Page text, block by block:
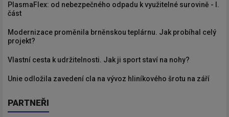
PlasmaFlex: od nebezpečného odpadu k využitelné surovině - I.
část
Modernizace proměnila brněnskou teplárnu. Jak probíhal celý
projekt?
Vlastní cesta k udržitelnosti. Jak ji sport staví na nohy?
Unie odložila zavedení cla na vývoz hliníkového šrotu na září
PARTNEŘI